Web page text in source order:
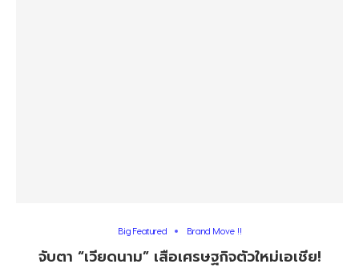
Big Featured Brand Move !!
จับตา “เวียดนาม” เสือเศรษฐกิจตัวใหม่เอเชีย!